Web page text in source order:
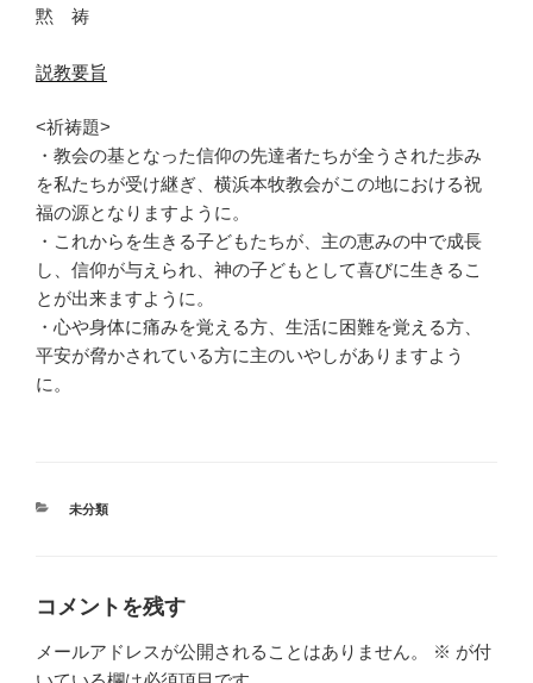
黙 祷
説教要旨
<祈祷題>
・教会の基となった信仰の先達者たちが全うされた歩み
を私たちが受け継ぎ、横浜本牧教会がこの地における祝
福の源となりますように。
・これからを生きる子どもたちが、主の恵みの中で成長
し、信仰が与えられ、神の子どもとして喜びに生きるこ
とが出来ますように。
・心や身体に痛みを覚える方、生活に困難を覚える方、
平安が脅かされている方に主のいやしがありますよう
に。
カ
未分類
コメントを残す
メールアドレスが公開されることはありません。 ※ が付